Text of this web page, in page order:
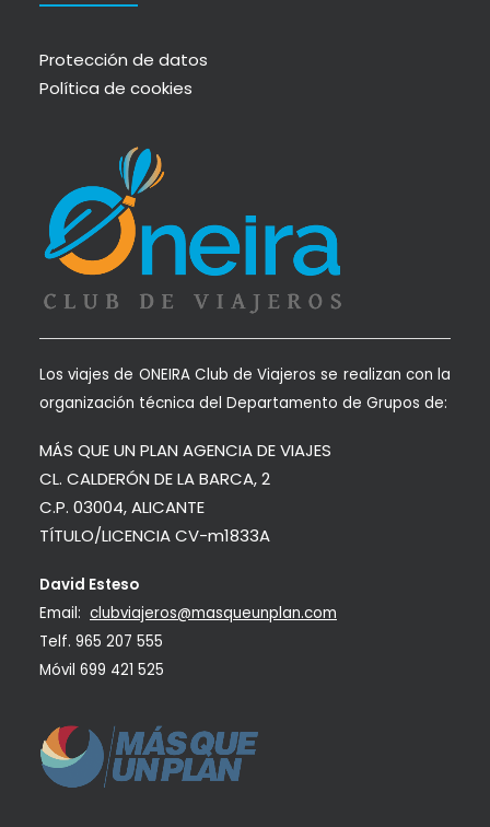
Protección de datos
Política de cookies
Los viajes de ONEIRA Club de Viajeros se realizan con la
organización técnica del Departamento de Grupos de:
MÁS QUE UN PLAN AGENCIA DE VIAJES
CL. CALDERÓN DE LA BARCA, 2
C.P. 03004, ALICANTE
TÍTULO/LICENCIA CV-m1833A
David Esteso
Email: clubviajeros@masqueunplan.com
Telf. 965 207 555
Móvil 699 421 525